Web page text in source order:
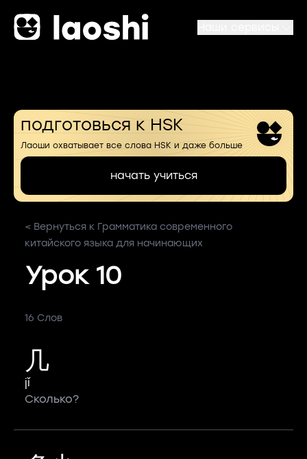
подготовься к HSK
Лаоши охватывает все слова HSK и даже больше
начать учиться
< Вернуться к Грамматика современного
китайского языка для начинающих
Урок 10
16 Слов
几
jǐ
Сколько?